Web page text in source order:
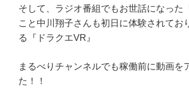
そして、ラジオ番組でもお世話になった
こと中川翔子さんも初日に体験されてお
る『ドラクエVR』
まるべりチャンネルでも稼働前に動画を
た！！